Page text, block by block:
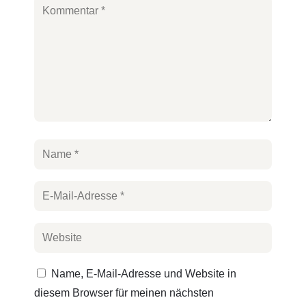
Name, E-Mail-Adresse und Website in
diesem Browser für meinen nächsten